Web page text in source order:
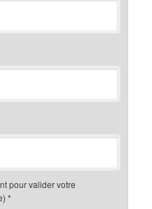
pour valider votre
*